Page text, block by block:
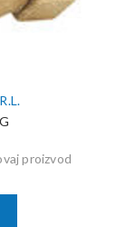
proizvod